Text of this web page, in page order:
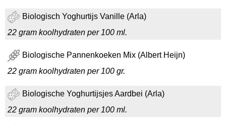
Biologisch Yoghurtijs Vanille (Arla)
22 gram koolhydraten per 100 ml.
Biologische Pannenkoeken Mix (Albert Heijn)
22 gram koolhydraten per 100 gr.
Biologische Yoghurtijsjes Aardbei (Arla)
22 gram koolhydraten per 100 ml.